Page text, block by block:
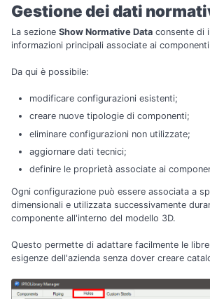
Gestione dei dati
La sezione Show Normative Data consente di
informazioni principali associate ai
Da qui è possibile:
modificare configurazioni esistenti;
creare nuove tipologie di componenti;
eliminare configurazioni non utilizzate;
aggiornare dati tecnici;
definire le proprietà associate ai
Ogni configurazione può essere associata a
dimensionali e utilizzata successivamente
componente all'interno del modello 3D.
Questo permette di adattare facilmente le
esigenze dell'azienda senza dover creare